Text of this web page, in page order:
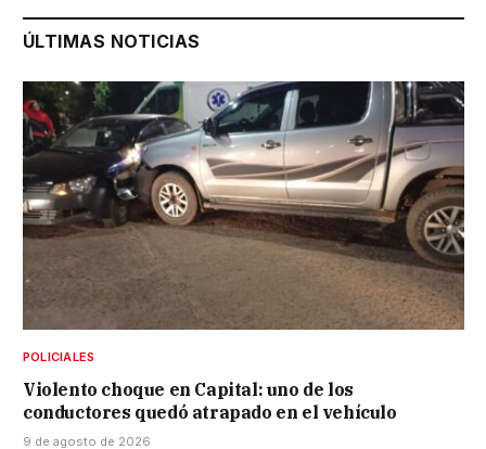
ÚLTIMAS NOTICIAS
POLICIALES
Violento choque en Capital: uno de los
conductores quedó atrapado en el vehículo
9 de agosto de 2026